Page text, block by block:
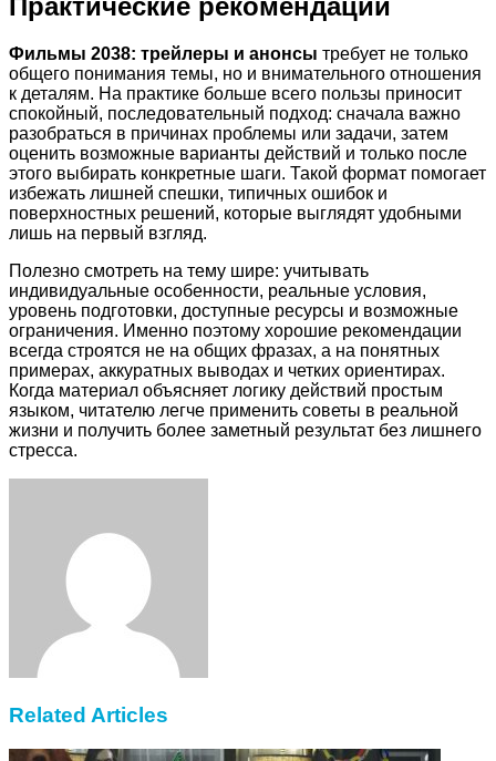
Практические рекомендации
Фильмы 2038: трейлеры и анонсы требует не только
общего понимания темы, но и внимательного отношения
к деталям. На практике больше всего пользы приносит
спокойный, последовательный подход: сначала важно
разобраться в причинах проблемы или задачи, затем
оценить возможные варианты действий и только после
этого выбирать конкретные шаги. Такой формат помогает
избежать лишней спешки, типичных ошибок и
поверхностных решений, которые выглядят удобными
лишь на первый взгляд.
Полезно смотреть на тему шире: учитывать
индивидуальные особенности, реальные условия,
уровень подготовки, доступные ресурсы и возможные
ограничения. Именно поэтому хорошие рекомендации
всегда строятся не на общих фразах, а на понятных
примерах, аккуратных выводах и четких ориентирах.
Когда материал объясняет логику действий простым
языком, читателю легче применить советы в реальной
жизни и получить более заметный результат без лишнего
стресса.
Related Articles